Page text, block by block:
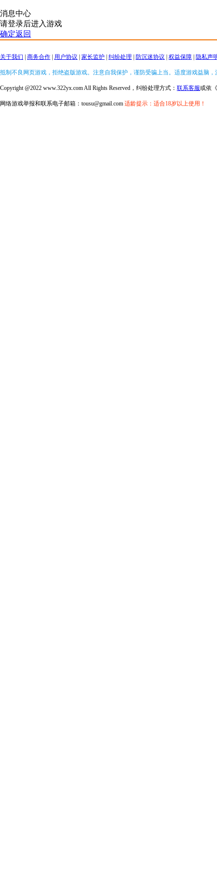
消息中心
请登录后进入游戏
确定返回
关于我们 商务合作 用户协议 家长监护 纠纷处理 防沉迷协议 权益保障 隐私声
抵制不良网页游戏，拒绝盗版游戏。注意自我保护，谨防受骗上当。适度游戏益脑
Copyright @2022 www.322yx.com All Rights Reserved，纠纷处理方式： 联系客服或依《
网络游戏举报和联系电子邮箱：tousu@gmail.com 适龄提示：适合18岁以上使用！